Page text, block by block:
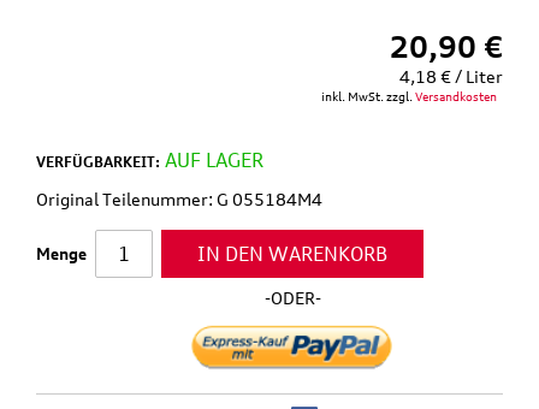
20,90 €
4,18 € / Liter
inkl. MwSt. zzgl. Versandkosten
VERFÜGBARKEIT: AUF LAGER
Original Teilenummer: G 055184M4
Menge IN DEN WARENKORB
-ODER-